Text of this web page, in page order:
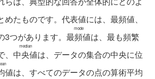
めたものです。代表値には、最頻値、
つがあります。 最頻値
mode
は、最も頻繁
中央値
median
は、データの集合の中央に位
値は、すべてのデータの点の算術平均